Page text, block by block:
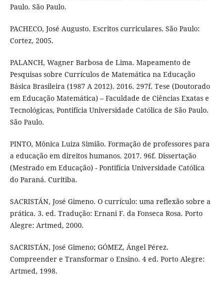
Paulo. São Paulo.
PACHECO, José Augusto. Escritos curriculares. São Paulo:
Cortez, 2005.
PALANCH, Wagner Barbosa de Lima. Mapeamento de
Pesquisas sobre Currículos de Matemática na Educação
Básica Brasileira (1987 A 2012). 2016. 297f. Tese (Doutorado
em Educação Matemática) – Faculdade de Ciências Exatas e
Tecnológicas, Pontifícia Universidade Católica de São Paulo.
São Paulo.
PINTO, Mônica Luiza Simião. Formação de professores para
a educação em direitos humanos. 2017. 96f. Dissertação
(Mestrado em Educação) - Pontifícia Universidade Católica
do Paraná. Curitiba.
SACRISTÁN, José Gimeno. O currículo: uma reflexão sobre a
prática. 3. ed. Tradução: Ernani F. da Fonseca Rosa. Porto
Alegre: Artmed, 2000.
SACRISTÁN, José Gimeno; GÓMEZ, Ángel Pérez.
Compreender e Transformar o Ensino. 4 ed. Porto Alegre:
Artmed, 1998.